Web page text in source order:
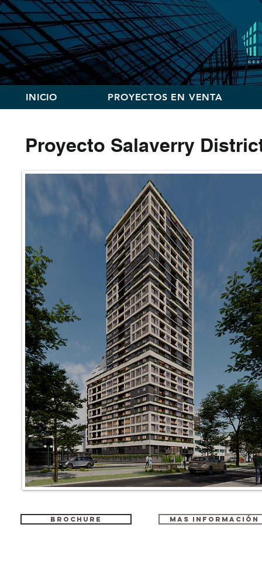
INICIO PROYECTOS EN VENTA
Proyecto Salaverry
BROCHURE MAS INFORMACIÓN